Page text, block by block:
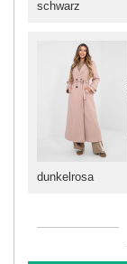
schwarz
dunkelrosa